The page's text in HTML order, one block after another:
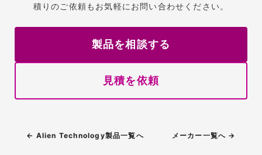
積りのご依頼もお気軽にお問い合わせください。
製品を相談する
見積を依頼
← Alien Technology製品一覧へ メーカー一覧へ →